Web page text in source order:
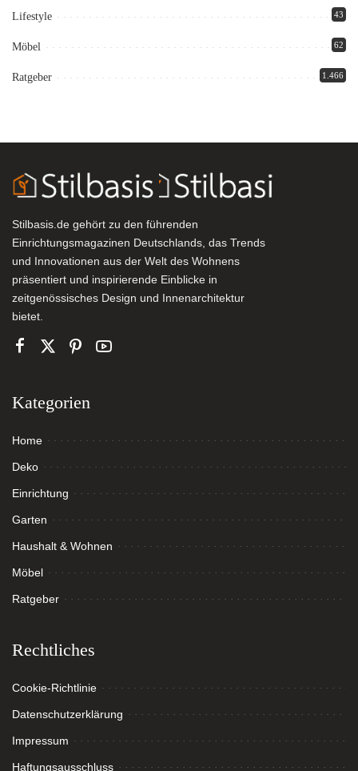
Lifestyle 43
Möbel 62
Ratgeber 1.466
Stilbasis.de gehört zu den führenden
Einrichtungsmagazinen Deutschlands, das Trends
und Innovationen aus der Welt des Wohnens
präsentiert und inspirierende Einblicke in
zeitgenössisches Design und Innenarchitektur
bietet.
Kategorien
Home
Deko
Einrichtung
Garten
Haushalt & Wohnen
Möbel
Ratgeber
Rechtliches
Cookie-Richtlinie
Datenschutzerklärung
Impressum
Haftungsausschluss